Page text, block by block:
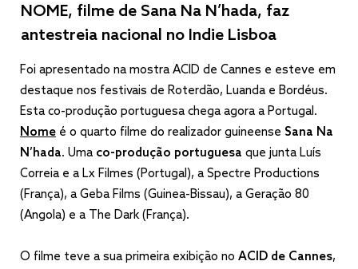
NOME, filme de Sana Na N’hada, faz
antestreia nacional no Indie Lisboa
Foi apresentado na mostra ACID de Cannes e esteve em
destaque nos festivais de Roterdão, Luanda e Bordéus.
Esta co-produção portuguesa chega agora a Portugal.
Nome é o quarto filme do realizador guineense Sana Na
N’hada. Uma co-produção portuguesa que junta Luís
Correia e a Lx Filmes (Portugal), a Spectre Productions
(França), a Geba Films (Guinea-Bissau), a Geração 80
(Angola) e a The Dark (França).
O filme teve a sua primeira exibição no ACID de Cannes,